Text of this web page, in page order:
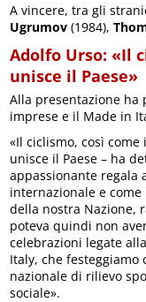
A vincere, tra gli
Ugrumov (1984),
Adolfo Urso: «Il
unisce il Paese»
Alla presentazione
imprese e il Made in
«Il ciclismo, così
unisce il Paese – ha
appassionante regala
internazionale e
della nostra Nazione,
poteva quindi non
celebrazioni legate
Italy, che
nazionale di rilievo
sociale».